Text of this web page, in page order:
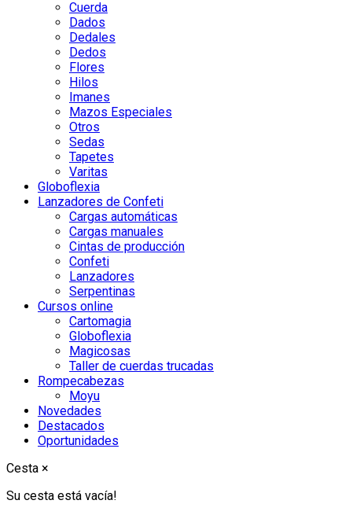
Cuerda
Dados
Dedales
Dedos
Flores
Hilos
Imanes
Mazos Especiales
Otros
Sedas
Tapetes
Varitas
Globoflexia
Lanzadores de Confeti
Cargas automáticas
Cargas manuales
Cintas de producción
Confeti
Lanzadores
Serpentinas
Cursos online
Cartomagia
Globoflexia
Magicosas
Taller de cuerdas trucadas
Rompecabezas
Moyu
Novedades
Destacados
Oportunidades
Cesta ×
Su cesta está vacía!